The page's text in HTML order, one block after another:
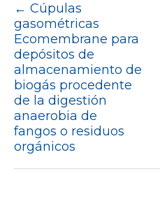
← Cúpulas
gasométricas
Ecomembrane para
depósitos de
almacenamiento de
biogás procedente
de la digestión
anaerobia de
fangos o residuos
orgánicos